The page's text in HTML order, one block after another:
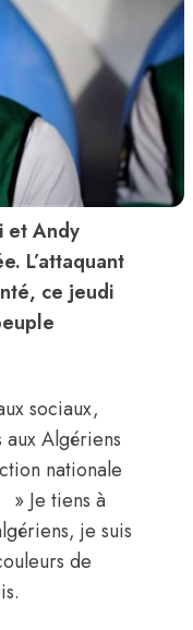
et Andy
L’attaquant
ce jeudi
sociaux,
Algériens
nationale
» Je tiens à
je suis
de